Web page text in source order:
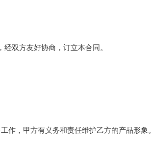
双方友好协商，订立本合同。
作，甲方有义务和责任维护乙方的产品形象。